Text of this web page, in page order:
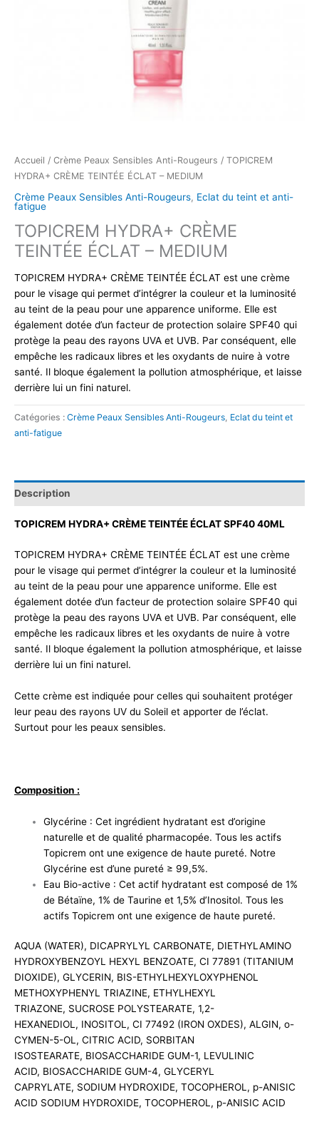
Accueil / Crème Peaux Sensibles Anti-Rougeurs / TOPICREM
HYDRA+ CRÈME TEINTÉE ÉCLAT – MEDIUM
Crème Peaux Sensibles Anti-Rougeurs, Eclat du teint et anti-
fatigue
TOPICREM HYDRA+ CRÈME
TEINTÉE ÉCLAT – MEDIUM
TOPICREM HYDRA+ CRÈME TEINTÉE ÉCLAT est une crème
pour le visage qui permet d’intégrer la couleur et la luminosité
au teint de la peau pour une apparence uniforme. Elle est
également dotée d’un facteur de protection solaire SPF40 qui
protège la peau des rayons UVA et UVB. Par conséquent, elle
empêche les radicaux libres et les oxydants de nuire à votre
santé. Il bloque également la pollution atmosphérique, et laisse
derrière lui un fini naturel.
Catégories : Crème Peaux Sensibles Anti-Rougeurs, Eclat du teint et
anti-fatigue
Description
TOPICREM HYDRA+ CRÈME TEINTÉE ÉCLAT SPF40 40ML
TOPICREM HYDRA+ CRÈME TEINTÉE ÉCLAT est une crème
pour le visage qui permet d’intégrer la couleur et la luminosité
au teint de la peau pour une apparence uniforme. Elle est
également dotée d’un facteur de protection solaire SPF40 qui
protège la peau des rayons UVA et UVB. Par conséquent, elle
empêche les radicaux libres et les oxydants de nuire à votre
santé. Il bloque également la pollution atmosphérique, et laisse
derrière lui un fini naturel.
Cette crème est indiquée pour celles qui souhaitent protéger
leur peau des rayons UV du Soleil et apporter de l’éclat.
Surtout pour les peaux sensibles.
Composition :
Glycérine : Cet ingrédient hydratant est d’origine
naturelle et de qualité pharmacopée. Tous les actifs
Topicrem ont une exigence de haute pureté. Notre
Glycérine est d’une pureté ≥ 99,5%.
Eau Bio-active : Cet actif hydratant est composé de 1%
de Bétaïne, 1% de Taurine et 1,5% d’Inositol. Tous les
actifs Topicrem ont une exigence de haute pureté.
AQUA (WATER), DICAPRYLYL CARBONATE, DIETHYLAMINO
HYDROXYBENZOYL HEXYL BENZOATE, CI 77891 (TITANIUM
DIOXIDE), GLYCERIN, BIS-ETHYLHEXYLOXYPHENOL
METHOXYPHENYL TRIAZINE, ETHYLHEXYL
TRIAZONE, SUCROSE POLYSTEARATE, 1,2-
HEXANEDIOL, INOSITOL, CI 77492 (IRON OXDES), ALGIN, o-
CYMEN-5-OL, CITRIC ACID, SORBITAN
ISOSTEARATE, BIOSACCHARIDE GUM-1, LEVULINIC
ACID, BIOSACCHARIDE GUM-4, GLYCERYL
CAPRYLATE, SODIUM HYDROXIDE, TOCOPHEROL, p-ANISIC
ACID SODIUM HYDROXIDE, TOCOPHEROL, p-ANISIC ACID